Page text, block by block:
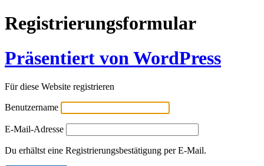
Registrierungsformular
Präsentiert von WordPress
Für diese Website registrieren
Benutzername
E-Mail-Adresse
Alternative:
Du erhältst eine Registrierungsbestätigung per E-Mail.